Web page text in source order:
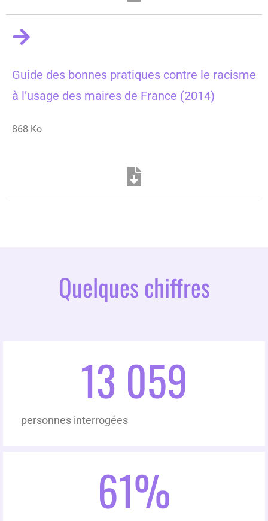
Guide des bonnes pratiques contre le racisme
à l’usage des maires de France (2014)
868 Ko
Quelques chiffres
13 059
personnes interrogées
61%